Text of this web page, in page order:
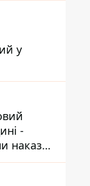
у
-
наказ
автівки